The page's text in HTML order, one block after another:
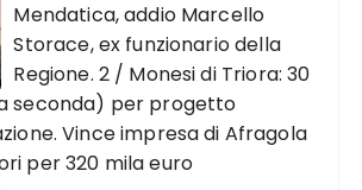
Mendatica, addio Marcello
Storace, ex funzionario della
Regione. 2 / Monesi di Triora: 30
seconda) per progetto
Vince impresa di Afragola
per 320 mila euro